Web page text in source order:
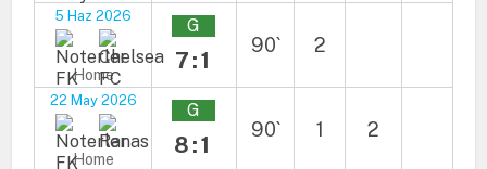
5 Haz 2026
Home
G
7:1
90` 2
22 May 2026
Home
G
8:1
90` 1 2